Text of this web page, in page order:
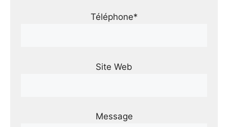
Téléphone*
Site Web
Message